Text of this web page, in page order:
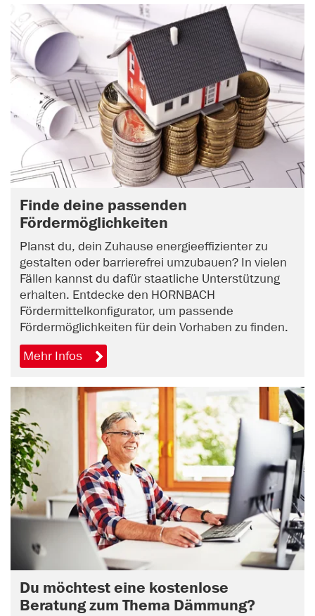
Finde deine passenden
Fördermöglichkeiten
Planst du, dein Zuhause energieeffizienter zu
gestalten oder barrierefrei umzubauen? In vielen
Fällen kannst du dafür staatliche Unterstützung
erhalten. Entdecke den HORNBACH
Fördermittelkonfigurator, um passende
Fördermöglichkeiten für dein Vorhaben zu finden.
Mehr Infos
Du möchtest eine kostenlose
Beratung zum Thema Dämmung?